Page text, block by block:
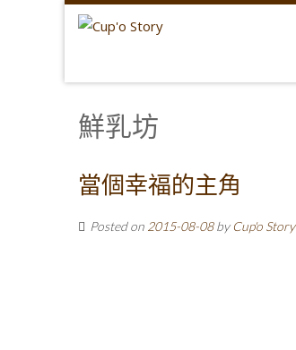
鮮乳坊
當個幸福的主角
Posted on 2015-08-08by Cup'o Story